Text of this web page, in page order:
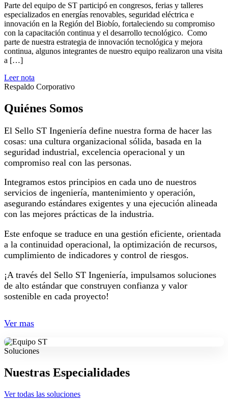
Parte del equipo de ST participó en congresos, ferias y talleres
especializados en energías renovables, seguridad eléctrica e
innovación en la Región del Biobío, fortaleciendo su compromiso
con la capacitación continua y el desarrollo tecnológico. Como
parte de nuestra estrategia de innovación tecnológica y mejora
continua, algunos integrantes de nuestro equipo realizaron una visita
a […]
Leer nota
Respaldo Corporativo
Quiénes Somos
El Sello ST Ingeniería define nuestra forma de hacer las
cosas: una cultura organizacional sólida, basada en la
seguridad industrial, excelencia operacional y un
compromiso real con las personas.
Integramos estos principios en cada uno de nuestros
servicios de ingeniería, mantenimiento y operación,
asegurando estándares exigentes y una ejecución alineada
con las mejores prácticas de la industria.
Este enfoque se traduce en una gestión eficiente, orientada
a la continuidad operacional, la optimización de recursos,
cumplimiento de indicadores y control de riesgos.
¡A través del Sello ST Ingeniería, impulsamos soluciones
de alto estándar que construyen confianza y valor
sostenible en cada proyecto!
Ver mas
Soluciones
Nuestras Especialidades
Ver todas las soluciones